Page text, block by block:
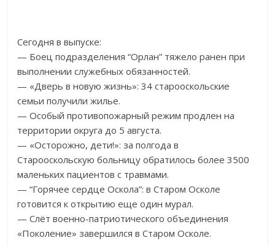
Сегодня в выпуске:
— Боец подразделения “Орлан” тяжело ранен при
выполнении служебных обязанностей.
— «Дверь в новую жизнь»: 34 старооскольские
семьи получили жилье.
— Особый противопожарный режим продлен на
территории округа до 5 августа.
— «Осторожно, дети!»: за полгода в
Старооскольскую больницу обратилось более 3500
маленьких пациентов с травмами.
— “Горячее сердце Оскола”: в Старом Осколе
готовится к открытию еще один мурал.
— Слёт военно-патриотического объединения
«Поколение» завершился в Старом Осколе.